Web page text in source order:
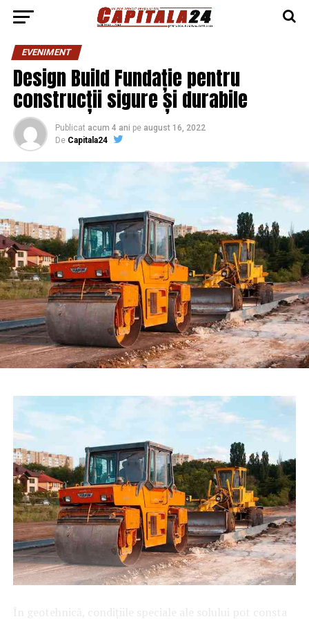
EVENIMENT
Design Build Fundație pentru
construcții sigure și durabile
Publicat acum 4 ani pe august 16, 2022
De Capitala24
În geotehnică, condițiile speciale ale solului pot consta